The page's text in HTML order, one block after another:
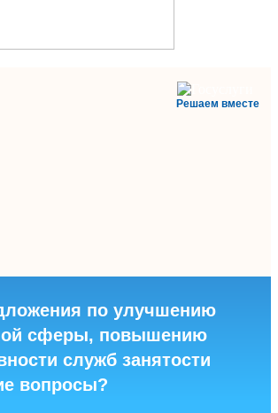
Решаем вместе
по улучшению
сферы, повышению
служб занятости
вопросы?